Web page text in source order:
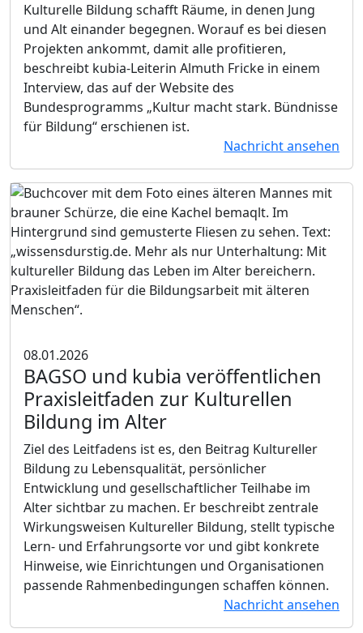
Kulturelle Bildung schafft Räume, in denen Jung
und Alt einander begegnen. Worauf es bei diesen
Projekten ankommt, damit alle profitieren,
beschreibt kubia-Leiterin Almuth Fricke in einem
Interview, das auf der Website des
Bundesprogramms „Kultur macht stark. Bündnisse
für Bildung“ erschienen ist.
Nachricht ansehen
08.01.2026
BAGSO und kubia veröffentlichen
Praxisleitfaden zur Kulturellen
Bildung im Alter
Ziel des Leitfadens ist es, den Beitrag Kultureller
Bildung zu Lebensqualität, persönlicher
Entwicklung und gesellschaftlicher Teilhabe im
Alter sichtbar zu machen. Er beschreibt zentrale
Wirkungsweisen Kultureller Bildung, stellt typische
Lern- und Erfahrungsorte vor und gibt konkrete
Hinweise, wie Einrichtungen und Organisationen
passende Rahmenbedingungen schaffen können.
Nachricht ansehen